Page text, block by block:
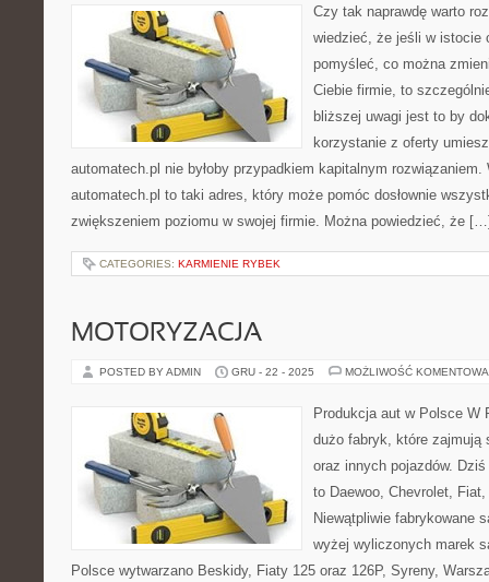
Czy tak naprawdę warto
wiedzieć, że jeśli w istocie
pomyśleć, co można
Ciebie firmie, to
bliższej uwagi jest to by
korzystanie z oferty
automatech.pl nie byłoby przypadkiem kapitalnym rozwiązaniem.
automatech.pl to taki adres, który może pomóc dosłownie
zwiększeniem poziomu w swojej firmie. Można powiedzieć, że
CATEGORIES: KARMIENIE RYBEK
MOTORYZACJA
POSTED BY ADMIN GRU - 22 - 2025 MOŻLIWOŚĆ
Produkcja aut w Polsce W
dużo fabryk, które zajmują
oraz innych pojazdów.
to Daewoo, Chevrolet,
Niewątpliwie fabrykowane
wyżej wyliczonych marek
Polsce wytwarzano Beskidy, Fiaty 125 oraz 126P, Syreny,